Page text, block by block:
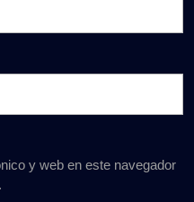
y web en este navegador